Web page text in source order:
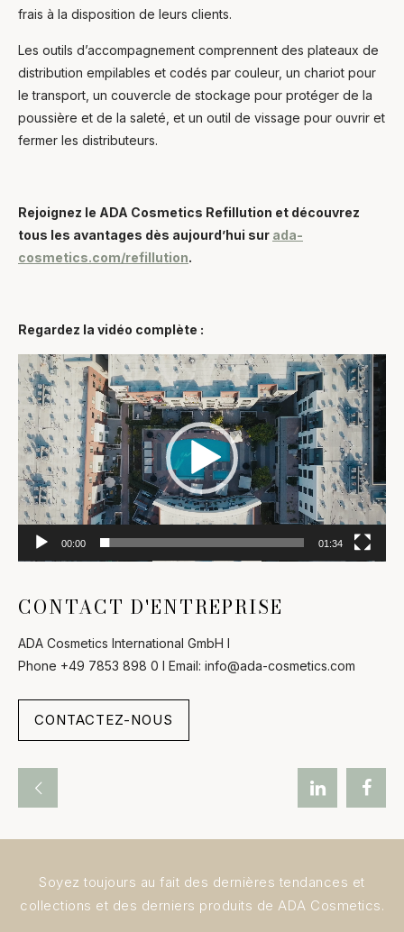
frais à la disposition de leurs clients.
Les outils d’accompagnement comprennent des plateaux de
distribution empilables et codés par couleur, un chariot pour
le transport, un couvercle de stockage pour protéger de la
poussière et de la saleté, et un outil de vissage pour ouvrir et
fermer les distributeurs.
Rejoignez le ADA Cosmetics Refillution et découvrez
tous les avantages dès aujourd’hui sur ada-
cosmetics.com/refillution.
Regardez la vidéo complète :
Lecteur
vidéo
00:00 01:34
CONTACT D'ENTREPRISE
ADA Cosmetics International GmbH l
Phone +49 7853 898 0 l Email: info@ada-cosmetics.com
CONTACTEZ-NOUS
Soyez toujours au fait des dernières tendances et
collections et des derniers produits de ADA Cosmetics.